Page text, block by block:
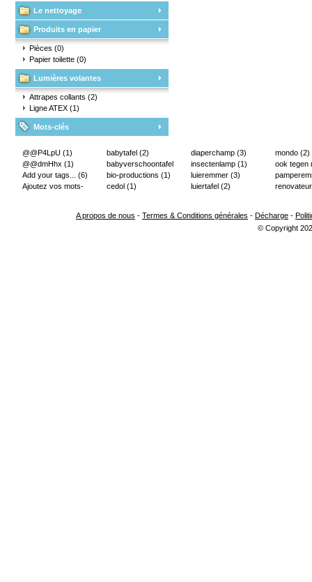
Le nettoyage
Produits en papier
Pièces (0)
Papier toilette (0)
Lumières volantes
Attrapes collants (2)
Ligne ATEX (1)
Mots-clés
@@P4LpU (1)
@@dmHhx (1)
Add your tags... (6)
Ajoutez vos mots-
babytafel (2)
babyverschoontafel
(2)
bio-productions (1)
cedol (1)
diaperchamp (3)
insectenlamp (1)
luieremmer (3)
luiertafel (2)
mondo (2)
ook tegen
A propos de nous - Termes & Conditions générales - Décharge -
© Copyright